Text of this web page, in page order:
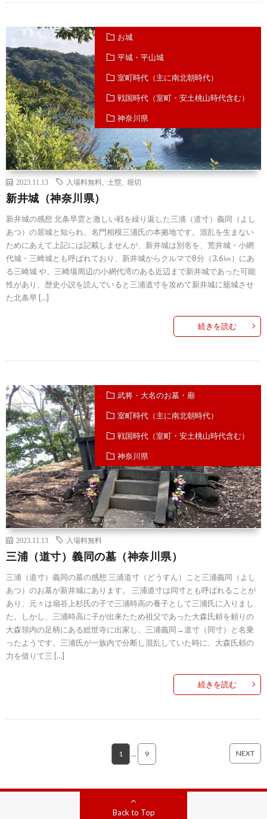
お城
平城・平山城
室町時代（主に南北朝時代）
戦国時代（室町・安土桃山時代含む）
神奈川県
2023.11.13 入場料無料 土塁 堀切
新井城（神奈川県）
新井城の感想 北条早雲と激しい戦を繰り返した三浦（道寸）義同（よし
あつ）の居城と知られ、名門相模三浦氏の本拠地です。混乱を生まない
ためにあえて上記には記載しませんが、新井城は別名を、荒井城・小網
代城・三崎城とも呼ばれており、新井城からクルマで8分（3.6㎞）にあ
る三崎城 や、三崎場周辺の小網代湾のある近辺まで新井城であった可能
性があり、歴史小説を読んでいると三浦道寸を攻めて新井城に籠城させ
た北条早 […]
続きを読む
武将・大名のお墓・廟
室町時代（主に南北朝時代）
戦国時代（室町・安土桃山時代含む）
神奈川県
2023.11.13 入場料無料
三浦（道寸）義同の墓（神奈川県）
三浦（道寸）義同の墓の感想 三浦道寸（どうすん）こと三浦義同（よし
あつ）のお墓が新井城にあります。 三浦道寸は同寸とも呼ばれることが
あり、元々は扇谷上杉氏の子で三浦時高の養子として三浦氏に入りまし
た。しかし、三浦時高に子が出来たため祖父であった大森氏頼を頼りの
大森領内の足柄にある総世寺に出家し、三浦義同→道寸（同寸）と名乗
ったようです。三浦氏が一族内で分断し混乱していた時に、大森氏頼の
力を借りて三 […]
続きを読む
1 9 NEXT
Back to Top